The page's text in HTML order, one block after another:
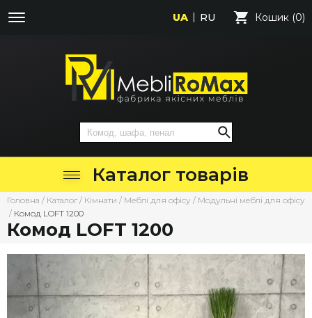
UA RU Кошик (0)
Каталог товарів
Головна / Каталог / Кімнати / Меблі для офісу / Модульні меблі для офісу
/ Комод LOFT 1200
Комод LOFT 1200